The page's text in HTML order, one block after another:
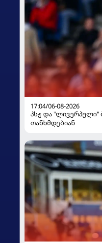
17:04/06-08-2026
პსჟ და "ლივერპული"
თანხმდებიან